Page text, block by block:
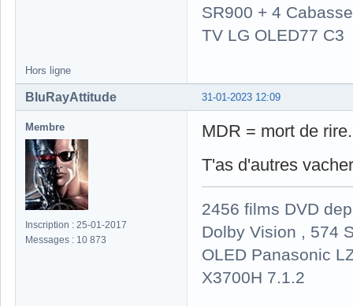
SR900 + 4
TV LG OLED77 C3
Hors ligne
31-01-2023 12:09
BluRayAttitude
Membre
Inscription : 25-01-2017
Messages : 10 873
MDR = mort de rire.
T'as d'autres
2456 films DVD
Dolby Vision , 574
OLED Panasonic
X3700H 7.1.2